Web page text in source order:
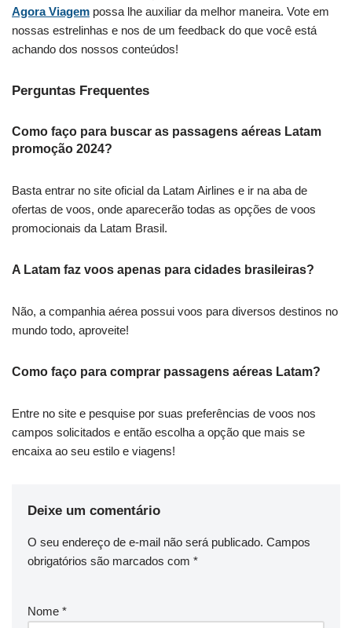
Agora Viagem possa lhe auxiliar da melhor maneira. Vote em
nossas estrelinhas e nos de um feedback do que você está
achando dos nossos conteúdos!
Perguntas Frequentes
Como faço para buscar as passagens aéreas Latam
promoção 2024?
Basta entrar no site oficial da Latam Airlines e ir na aba de
ofertas de voos, onde aparecerão todas as opções de voos
promocionais da Latam Brasil.
A Latam faz voos apenas para cidades brasileiras?
Não, a companhia aérea possui voos para diversos destinos no
mundo todo, aproveite!
Como faço para comprar passagens aéreas Latam?
Entre no site e pesquise por suas preferências de voos nos
campos solicitados e então escolha a opção que mais se
encaixa ao seu estilo e viagens!
Deixe um comentário
O seu endereço de e-mail não será publicado. Campos
obrigatórios são marcados com *
Nome *